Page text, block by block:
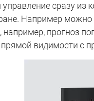
сразу
Например можно
прогноз
видимости с